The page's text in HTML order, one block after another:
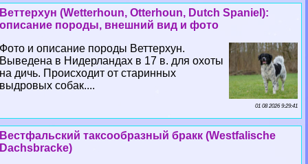
Веттерхун (Wetterhoun, Otterhoun, Dutch Spaniel):
описание породы, внешний вид и фото
Фото и описание породы Веттерхун.
Выведена в Нидерландах в 17 в. для охоты
на дичь. Происходит от старинных
выдровых собак....
01 08 2026 9:29:41
Вестфальский таксообразный бpaкк (Westfalische
Dachsbracke)